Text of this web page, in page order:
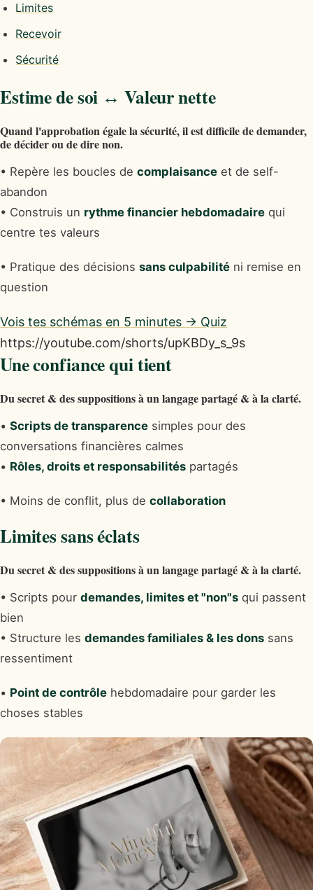
Limites
Recevoir
Sécurité
Estime de soi ↔ Valeur nette
Quand l'approbation égale la sécurité, il est difficile de demander,
de décider ou de dire non.
• Repère les boucles de complaisance et de self-
abandon
• Construis un rythme financier hebdomadaire qui
centre tes valeurs
• Pratique des décisions sans culpabilité ni remise en
question
Vois tes schémas en 5 minutes → Quiz
https://youtube.com/shorts/upKBDy_s_9s
Une confiance qui tient
Du secret & des suppositions à un langage partagé & à la clarté.
• Scripts de transparence simples pour des
conversations financières calmes
• Rôles, droits et responsabilités partagés
• Moins de conflit, plus de collaboration
Limites sans éclats
Du secret & des suppositions à un langage partagé & à la clarté.
• Scripts pour demandes, limites et "non"s qui passent
bien
• Structure les demandes familiales & les dons sans
ressentiment
• Point de contrôle hebdomadaire pour garder les
choses stables